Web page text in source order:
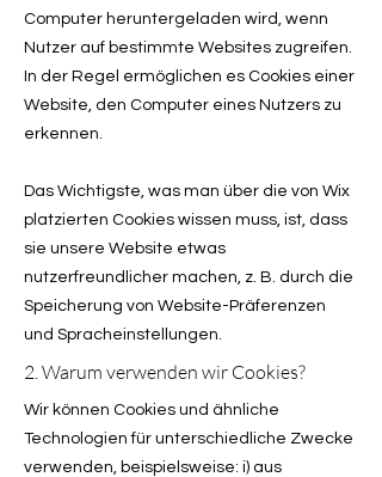
Computer heruntergeladen wird, wenn
Nutzer auf bestimmte Websites zugreifen.
In der Regel ermöglichen es Cookies einer
Website, den Computer eines Nutzers zu
erkennen.
Das Wichtigste, was man über die von Wix
platzierten Cookies wissen muss, ist, dass
sie unsere Website etwas
nutzerfreundlicher machen, z. B. durch die
Speicherung von Website-Präferenzen
und Spracheinstellungen.
2. Warum verwenden wir Cookies?
Wir können Cookies und ähnliche
Technologien für unterschiedliche Zwecke
verwenden, beispielsweise: i) aus